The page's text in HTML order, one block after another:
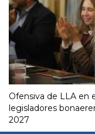
Ofensiva de LLA en
legisladores
2027